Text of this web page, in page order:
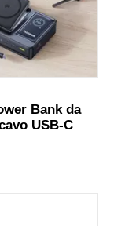
Bank da
USB-C